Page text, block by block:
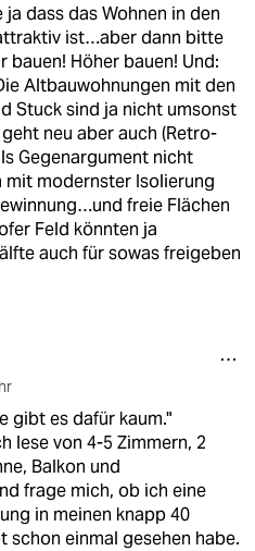
dass das Wohnen in den
ist…aber dann bitte
bauen! Höher bauen! Und:
Altbauwohnungen mit den
Stuck sind ja nicht umsonst
neu aber auch (Retro-
Gegenargument nicht
mit modernster Isolierung
freie Flächen
Feld könnten ja
auch für sowas freigeben
gibt es dafür kaum."
lese von 4-5 Zimmern, 2
Balkon und
frage mich, ob ich eine
in meinen knapp 40
schon einmal gesehen habe.